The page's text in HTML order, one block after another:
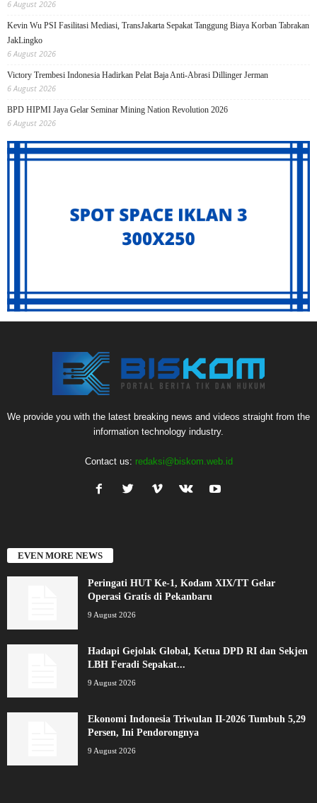
6 August 2026
Kevin Wu PSI Fasilitasi Mediasi, TransJakarta Sepakat Tanggung Biaya Korban Tabrakan
JakLingko
6 August 2026
Victory Trembesi Indonesia Hadirkan Pelat Baja Anti-Abrasi Dillinger Jerman
6 August 2026
BPD HIPMI Jaya Gelar Seminar Mining Nation Revolution 2026
6 August 2026
We provide you with the latest breaking news and videos straight from the
information technology industry.
Contact us: redaksi@biskom.web.id
EVEN MORE NEWS
Peringati HUT Ke-1, Kodam XIX/TT Gelar
Operasi Gratis di Pekanbaru
9 August 2026
Hadapi Gejolak Global, Ketua DPD RI dan Sekjen
LBH Feradi Sepakat...
9 August 2026
Ekonomi Indonesia Triwulan II-2026 Tumbuh 5,29
Persen, Ini Pendorongnya
9 August 2026